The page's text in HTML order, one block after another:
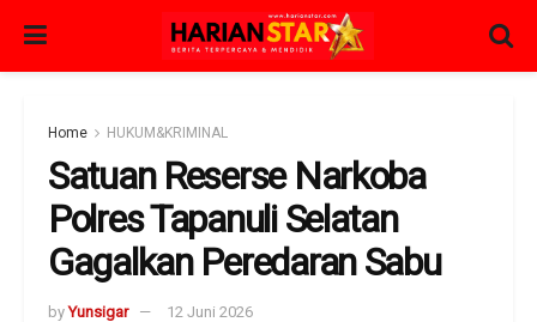
Home HUKUM&KRIMINAL
Satuan Reserse Narkoba
Polres Tapanuli Selatan
Gagalkan Peredaran Sabu
by Yunsigar 12 Juni 2026